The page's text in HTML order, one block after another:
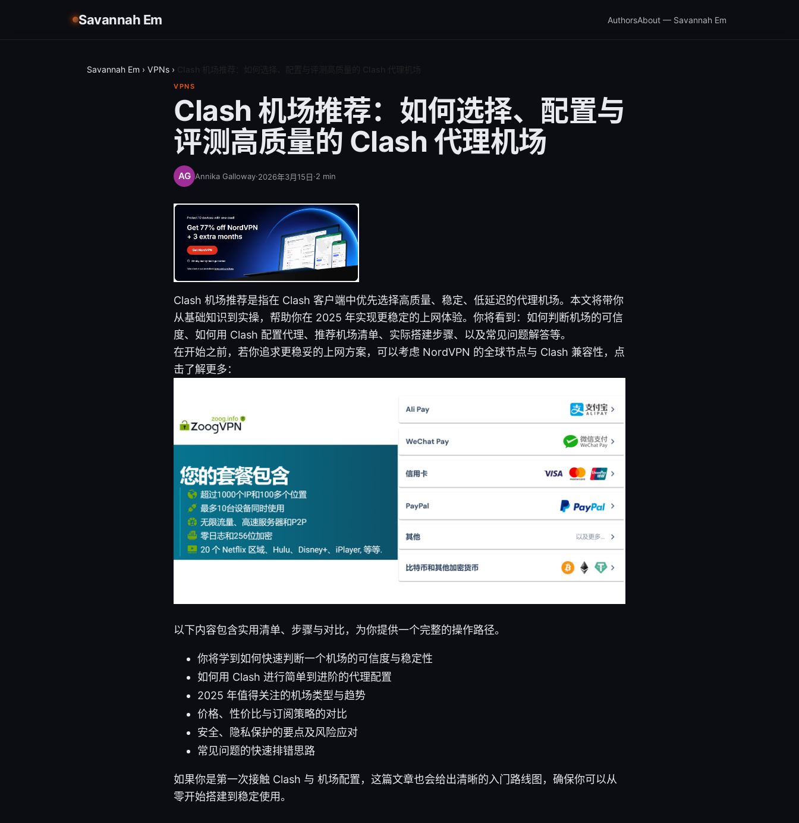
Savannah Em AuthorsAbout — Savannah Em
Savannah Em › VPNs ›
VPNS
Clash 机场推荐：如何选择、配置与
评测高质量的 Clash 代理机场
Annika Galloway·2026年3月15日·2 min
Clash 机场推荐是指在 Clash 客户端中优先选择高质量、稳定、低延迟的代理机场。本文将带你
从基础知识到实操，帮助你在 2025 年实现更稳定的上网体验。你将看到：如何判断机场的可信
度、如何用 Clash 配置代理、推荐机场清单、实际搭建步骤、以及常见问题解答等。
在开始之前，若你追求更稳妥的上网方案，可以考虑 NordVPN 的全球节点与 Clash 兼容性，点
击了解更多：
以下内容包含实用清单、步骤与对比，为你提供一个完整的操作路径。
你将学到如何快速判断一个机场的可信度与稳定性
如何用 Clash 进行简单到进阶的代理配置
2025 年值得关注的机场类型与趋势
价格、性价比与订阅策略的对比
安全、隐私保护的要点及风险应对
常见问题的快速排错思路
如果你是第一次接触 Clash 与 机场配置，这篇文章也会给出清晰的入门路线图，确保你可以从
零开始搭建到稳定使用。